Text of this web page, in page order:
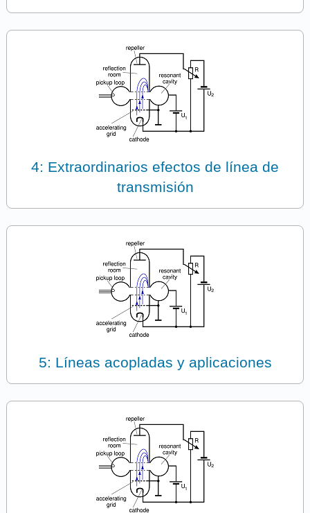
4: Extraordinarios efectos de línea de
transmisión
5: Líneas acopladas y aplicaciones